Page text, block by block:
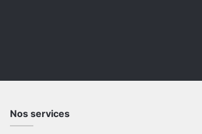
Nos services